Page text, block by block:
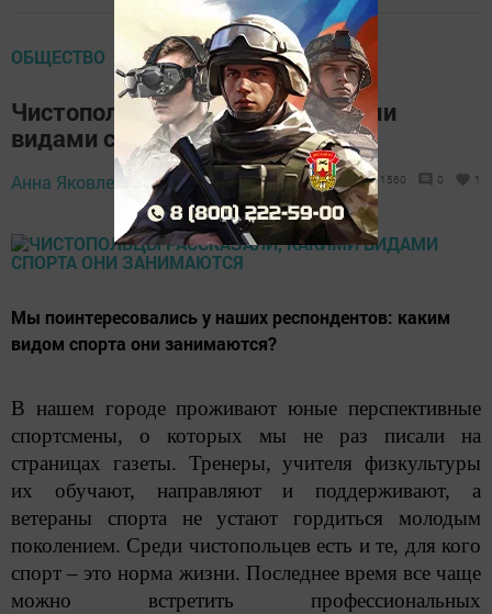
ОБЩЕСТВО
Чистопольцы рассказали, какими
видами спорта они занимаются
Анна Яковлева, 14 августа 2021 - 14:00 1560 0 1
Мы поинтересовались у наших респондентов: каким
видом спорта они занимаются?
В нашем городе проживают юные перспективные
спортсмены, о которых мы не раз писали на
страницах газеты. Тренеры, учителя физкультуры
их обучают, направляют и поддерживают, а
ветераны спорта не устают гордиться молодым
поколением. Среди чистопольцев есть и те, для кого
спорт – это норма жизни. Последнее время все чаще
можно встретить профессиональных